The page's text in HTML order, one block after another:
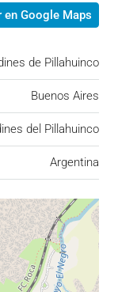
en Google Maps
de Pillahuinco
Buenos Aires
del Pillahuinco
Argentina